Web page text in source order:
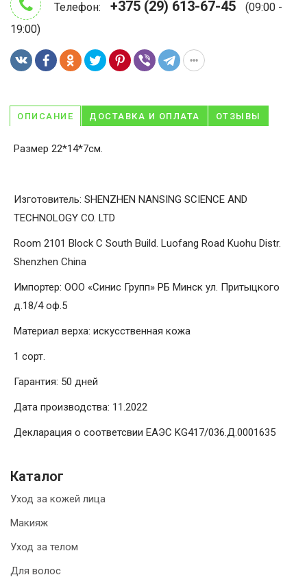
Телефон: +375 (29) 613-67-45
(09:00 -
19:00)
ОПИСАНИЕ ДОСТАВКА И ОПЛАТА ОТЗЫВЫ
Размер 22*14*7см.
Изготовитель: SHENZHEN NANSING SCIENCE AND
TECHNOLOGY CO. LTD
Room 2101 Block C South Build. Luofang Road Kuohu Distr.
Shenzhen China
Импортер: ООО «Синис Групп» РБ Минск ул. Притыцкого
д.18/4 оф.5
Материал верха: искусственная кожа
1 сорт.
Гарантия: 50 дней
Дата производства: 11.2022
Декларация о соответсвии ЕАЭС KG417/036.Д.0001635
Каталог
Уход за кожей лица
Макияж
Уход за телом
Для волос